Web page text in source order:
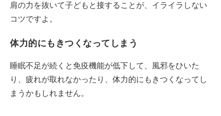
肩の力を抜いて子どもと接することが、イライラしない
コツですよ。
体力的にもきつくなってしまう
睡眠不足が続くと免疫機能が低下して、風邪をひいた
り、疲れが取れなかったり、体力的にもきつくなってし
まうかもしれません。